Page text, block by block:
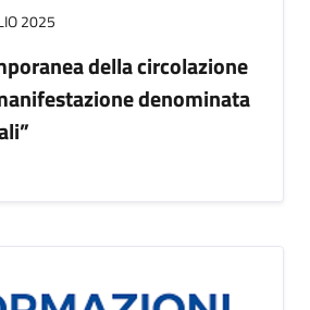
2025
della circolazione
denominata